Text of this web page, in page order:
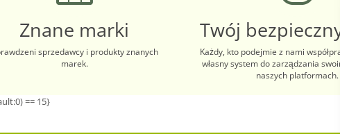
Znane marki
sprzedawcy i produkty znanych
marek.
Twój
Każdy, kto podejmie z nami
własny system do zarządzania
naszych platformach.
== 15}